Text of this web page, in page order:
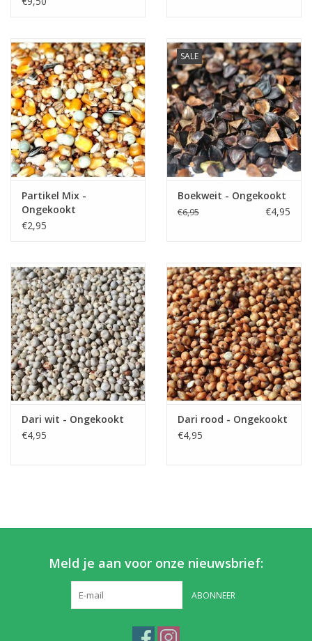
Partikel Mix -
Ongekookt
€2,95
SALE
Boekweit - Ongekookt
€6,95 €4,95
Dari wit - Ongekookt
€4,95
Dari rood - Ongekookt
€4,95
Meld je aan voor onze nieuwsbrief:
ABONNEER